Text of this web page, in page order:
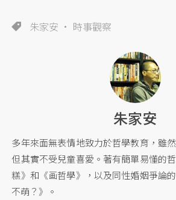
朱家安 時事觀察
朱家安
多年來面無表情地致力於哲學教育，雖
但其實不受兒童喜愛。著有簡單易懂的
糕》和《画哲學》，以及同性婚姻爭論
不萌？》。